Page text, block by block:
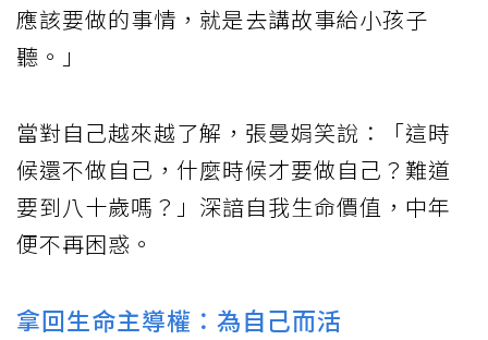
應該要做的事情，就是去講故事給小孩子
聽。」
當對自己越來越了解，張曼娟笑說：「這時
候還不做自己，什麼時候才要做自己？難道
要到八十歲嗎？」深諳自我生命價值，中年
便不再困惑。
拿回生命主導權：為自己而活